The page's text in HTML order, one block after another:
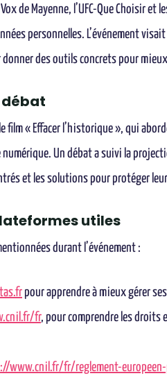
de Mayenne, l’UFC-Que Choisir
personnelles. L’événement
donner des outils concrets pour
débat
film « Effacer l’historique », qui
numérique. Un débat a suivi la
et les solutions pour protéger
utiles
durant l’événement :
pour apprendre à mieux gérer
fr, pour comprendre les
www.cnil.fr/fr/reglement-